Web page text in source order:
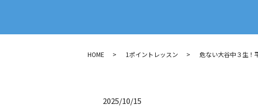
HOME 1ポイントレッスン 危ない大谷中３生！
2025/10/15